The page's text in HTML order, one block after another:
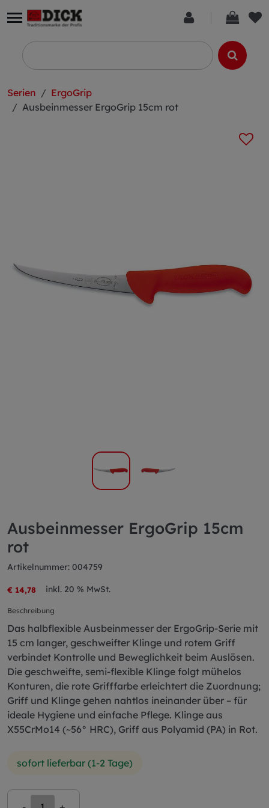
Serien
ErgoGrip
Ausbeinmesser ErgoGrip 15cm rot
Ausbeinmesser ErgoGrip 15cm
rot
Artikelnummer: 004759
€ 14,78 inkl. 20 % MwSt.
Beschreibung
Das halbflexible Ausbeinmesser der ErgoGrip-Serie mit
15 cm langer, geschweifter Klinge und rotem Griff
verbindet Kontrolle und Beweglichkeit beim Auslösen.
Die geschweifte, semi-flexible Klinge folgt mühelos
Konturen, die rote Grifffarbe erleichtert die Zuordnung;
Griff und Klinge gehen nahtlos ineinander über – für
ideale Hygiene und einfache Pflege. Klinge aus
X55CrMo14 (~56° HRC), Griff aus Polyamid (PA) in Rot.
sofort lieferbar (1-2 Tage)